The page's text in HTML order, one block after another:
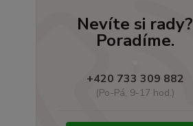
Nevíte si rady?
Poradíme.
+420 733 309 882
(Po-Pá, 9-17 hod.)